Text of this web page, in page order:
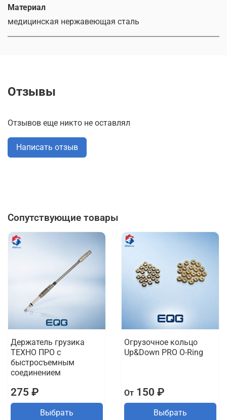
Материал
медицинская нержавеющая сталь
Отзывы
Отзывов еще никто не оставлял
Написать отзыв
Сопутствующие товары
Держатель грузика
ТЕХНО ПРО с
быстросъемным
соединением
275 ₽
Выбрать
Огрузочное кольцо
Up&Down PRO O-Ring
От150 ₽
Выбрать